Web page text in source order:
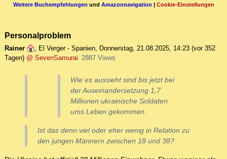
Weitere Buchempfehlungen und Amazonnavigation | Cookie-Einstellungen
Personalproblem
Rainer , El Verger - Spanien, Donnerstag, 21.08.2025, 14:23 (vor 352
Tagen) @ SevenSamurai 2887 Views
Wie es aussieht sind bis jetzt bei
der Auseinandersetzung 1,7
Millionen ukrainische Soldaten
ums Leben gekommen.
Ist das denn viel oder eher wenig in Relation zu
den jungen Männern zwischen 18 und 38?